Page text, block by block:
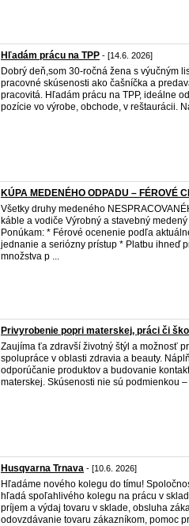
Hľadám prácu na TPP - [14.6. 2026]
Dobrý deň,som 30-ročná žena s výučným
pracovné skúsenosti ako čašníčka a
pracovitá. Hľadám prácu na TPP, ideálne
pozície vo výrobe, obchode, v reštaurácii.
KÚPA MEDENÉHO ODPADU – FÉROVÉ
Všetky druhy medeného
káble a vodiče Výrobný a stavebný
Ponúkam: * Férové ocenenie podľa
jednanie a seriózny prístup * Platbu ihneď
množstva p ...
Privyrobenie popri materskej, práci či
Zaujíma ťa zdravší životný štýl a možnosť
spolupráce v oblasti zdravia a beauty.
odporúčanie produktov a budovanie
materskej. Skúsenosti nie sú podmienkou
Husqvarna Trnava - [10.6. 2026]
Hľadáme nového kolegu do tímu!
hľadá spoľahlivého kolegu na prácu v
príjem a výdaj tovaru v sklade, obsluha
odovzdávanie tovaru zákazníkom, pomoc